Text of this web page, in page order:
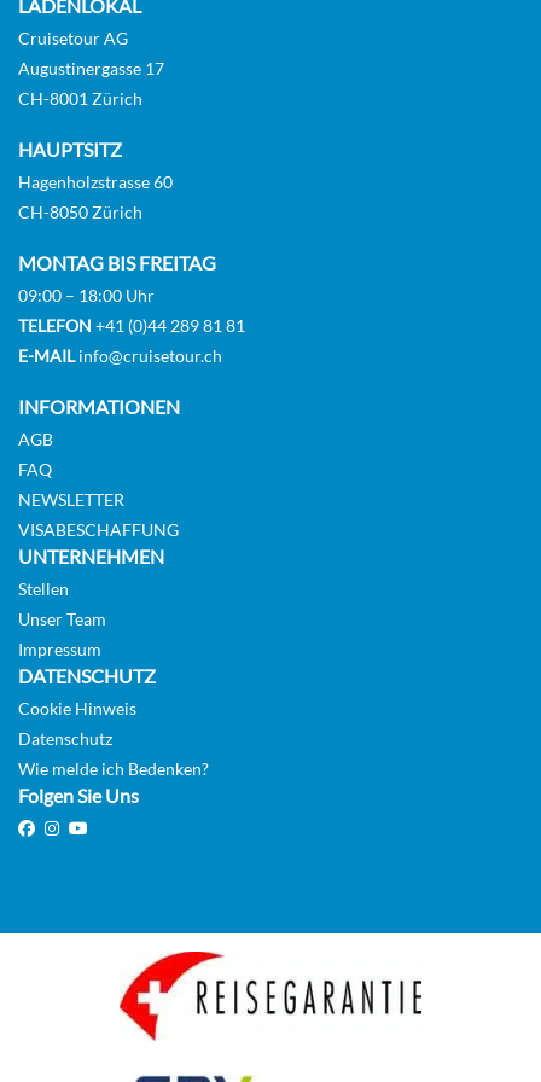
Main deck 2 beds with balcony-[GLS_PPB]
AUSWÄHLEN
Main Deck Suite with Balcony-[SUB_PP]
Auf Anfrage
AUSWÄHLEN
KABINE
ANFRAGEN
LADENLOKAL
Cruisetour AG
Augustinergasse 17
CH-8001 Zürich
HAUPTSITZ
Hagenholzstrasse 60
CH-8050 Zürich
MONTAG BIS FREITAG
09:00 – 18:00 Uhr
TELEFON +41 (0)44 289 81 81
E-MAILinfo@cruisetour.ch
INFORMATIONEN
AGB
FAQ
NEWSLETTER
VISABESCHAFFUNG
UNTERNEHMEN
Stellen
Unser Team
Impressum
DATENSCHUTZ
Cookie Hinweis
Datenschutz
Wie melde ich Bedenken?
Folgen Sie Uns